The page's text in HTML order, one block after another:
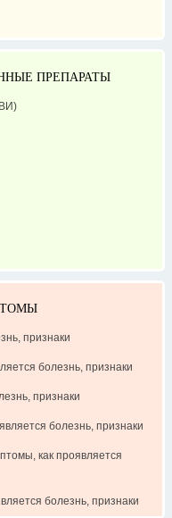
ПРЕПАРАТЫ
признаки
болезнь, признаки
признаки
болезнь, признаки
как проявляется
болезнь, признаки